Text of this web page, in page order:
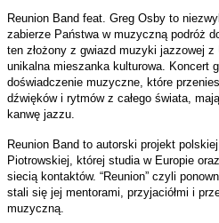
Reunion Band feat. Greg Osby to
zabierze Państwa w muzyczną podróż
ten złożony z gwiazd muzyki jazzowej z
unikalna mieszanka kulturowa. Koncert
doświadczenie muzyczne, które
dźwięków i rytmów z całego świata,
kanwę jazzu.
Reunion Band to autorski projekt
Piotrowskiej, której studia w Europie
siecią kontaktów. “Reunion” czyli
stali się jej mentorami, przyjaciółmi i
muzyczną.